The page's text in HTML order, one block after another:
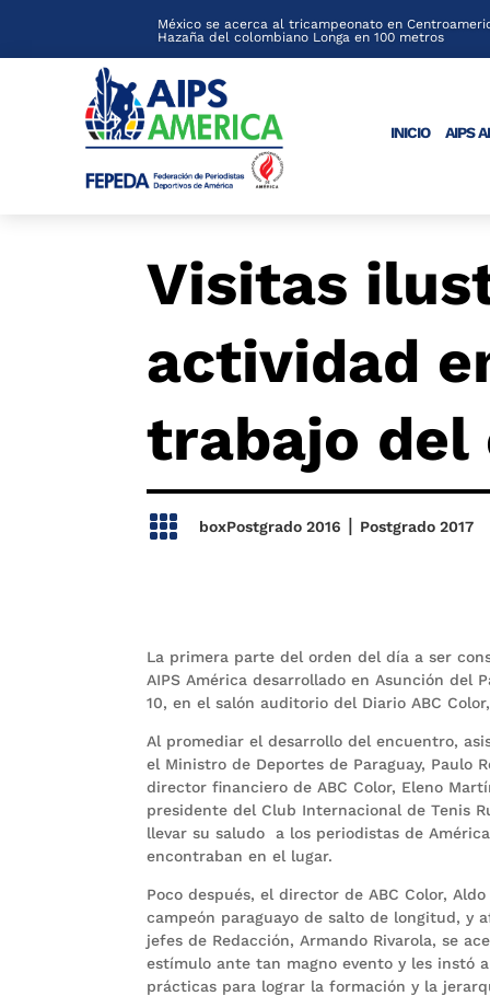
México se acerca al tricampeonato en
Hazaña del colombiano Longa en 100 metros
INICIO AIPS
Visitas
actividad
trabajo del
 boxPostgrado 2016 | Postgrado 2017
La primera parte del orden del día a ser
AIPS América desarrollado en Asunción del
10, en el salón auditorio del Diario ABC
Al promediar el desarrollo del encuentro,
el Ministro de Deportes de Paraguay, Paulo
director financiero de ABC Color, Eleno
presidente del Club Internacional de Tenis
llevar su saludo a los periodistas de
encontraban en el lugar.
Poco después, el director de ABC Color,
campeón paraguayo de salto de longitud, y
jefes de Redacción, Armando Rivarola, se
estímulo ante tan magno evento y les instó
prácticas para lograr la formación y la